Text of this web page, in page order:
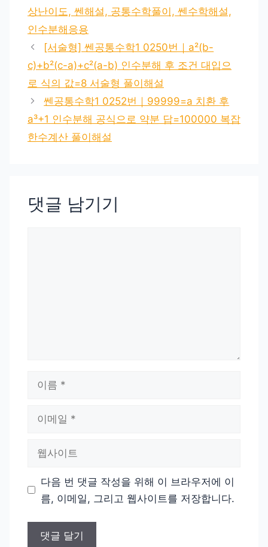
상난이도, 쎈해설, 공통수학풀이, 쎈수학해설,
인수분해응용
[서술형] 쎈공통수학1 0250번｜a²(b-
c)+b²(c-a)+c²(a-b) 인수분해 후 조건 대입으
로 식의 값=8 서술형 풀이해설
쎈공통수학1 0252번｜99999=a 치환 후
a³+1 인수분해 공식으로 약분 답=100000 복잡
한수계산 풀이해설
댓글 남기기
트
다음 번 댓글 작성을 위해 이 브라우저에 이
름, 이메일, 그리고 웹사이트를 저장합니다.